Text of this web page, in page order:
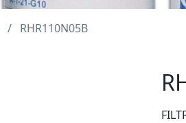
RHR110N05B